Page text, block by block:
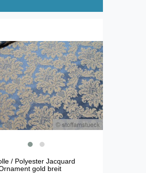
/ Polyester Jacquard
gold breit